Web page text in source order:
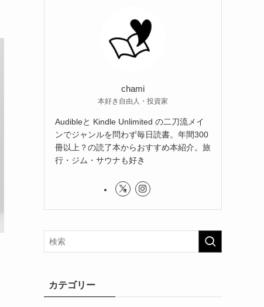
chami
本好き自由人・投資家
Audibleと Kindle Unlimited の二刀流メイ
ンでジャンルを問わず毎日読書。年間300
冊以上？の読了本からおすすめ本紹介。旅
行・ジム・サウナも好き
カテゴリー